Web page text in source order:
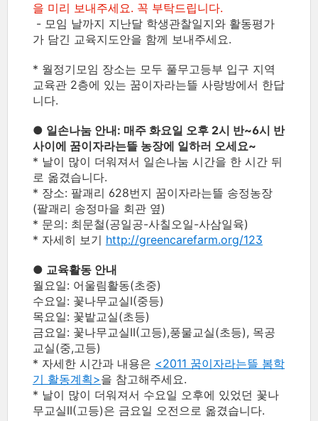
을 미리 보내주세요. 꼭 부탁드립니다.
- 모임 날까지 지난달 학생관찰일지와 활동평가
가 담긴 교육지도안을 함께 보내주세요.
* 월정기모임 장소는 모두 풀무고등부 입구 지역
교육관 2층에 있는 꿈이자라는뜰 사랑방에서 한답
니다.
● 일손나눔 안내: 매주 화요일 오후 2시 반~6시 반
사이에 꿈이자라는뜰 농장에 일하러 오세요~
* 날이 많이 더워져서 일손나눔 시간을 한 시간 뒤
로 옮겼습니다.
* 장소: 팔괘리 628번지 꿈이자라는뜰 송정농장
(팔괘리 송정마을 회관 옆)
* 문의: 최문철(공일공-사칠오일-사삼일육)
* 자세히 보기 http://greencarefarm.org/123
● 교육활동 안내
월요일: 어울림활동(초중)
수요일: 꽃나무교실I(중등)
목요일: 꽃밭교실(초등)
금요일: 꽃나무교실II(고등),풍물교실(초등), 목공
교실(중,고등)
* 자세한 시간과 내용은 <2011 꿈이자라는뜰 봄학
기 활동계획>을 참고해주세요.
* 날이 많이 더워져서 수요일 오후에 있었던 꽃나
무교실II(고등)은 금요일 오전으로 옮겼습니다.